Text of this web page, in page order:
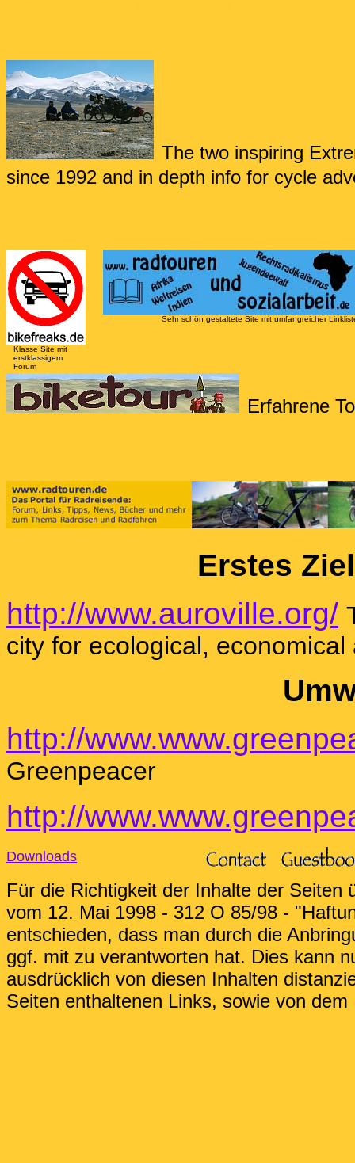
The two inspiring
since 1992 and in depth info for cycle
Sehr schön gestaltete Site mit umfangreicher
Klasse Site mit
erstklassigem
Forum
Erfahrene
Erstes
http://www.auroville.org/
city for ecological,
http://
Greenpeacer
http://
Downloads
Für die Richtigkeit der Inhalte der
vom 12. Mai 1998 - 312 O 85/98 -
entschieden, dass man durch die
ggf. mit zu verantworten hat. Dies kann
ausdrücklich von diesen Inhalten
Seiten enthaltenen Links, sowie von